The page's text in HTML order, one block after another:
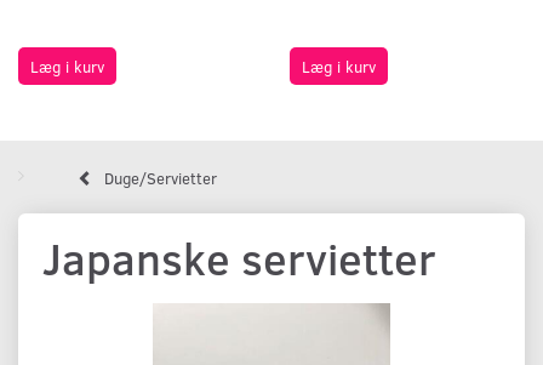
Læg i kurv Læg i kurv
Duge/Servietter
Japanske servietter